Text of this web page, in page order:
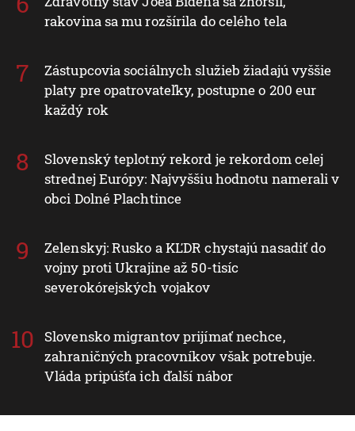
rakovina sa mu rozšírila do celého tela
Zástupcovia sociálnych služieb žiadajú vyššie
platy pre opatrovateľky, postupne o 200 eur
každý rok
Slovenský teplotný rekord je rekordom celej
strednej Európy: Najvyššiu hodnotu namerali v
obci Dolné Plachtince
Zelenskyj: Rusko a KĽDR chystajú nasadiť do
vojny proti Ukrajine až 50-tisíc
severokórejských vojakov
Slovensko migrantov prijímať nechce,
zahraničných pracovníkov však potrebuje.
Vláda pripúšťa ich ďalší nábor